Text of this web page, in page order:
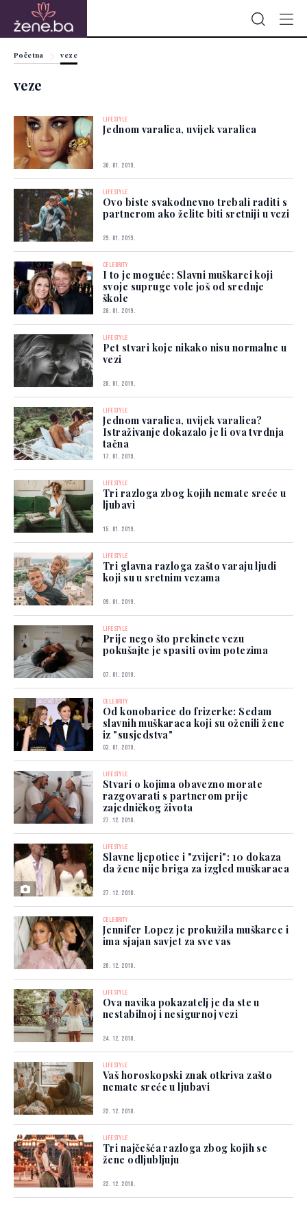
Početna veze
veze
LIFESTYLE
Jednom varalica, uvijek varalica
30. 01. 2019.
LIFESTYLE
Ovo biste svakodnevno trebali raditi s
partnerom ako želite biti sretniji u vezi
29. 01. 2019.
CELEBRITY
I to je moguće: Slavni muškarci koji
svoje supruge vole još od srednje
škole
28. 01. 2019.
LIFESTYLE
Pet stvari koje nikako nisu normalne u
vezi
28. 01. 2019.
LIFESTYLE
Jednom varalica, uvijek varalica?
Istraživanje dokazalo je li ova tvrdnja
tačna
17. 01. 2019.
LIFESTYLE
Tri razloga zbog kojih nemate sreće u
ljubavi
15. 01. 2019.
LIFESTYLE
Tri glavna razloga zašto varaju ljudi
koji su u sretnim vezama
09. 01. 2019.
LIFESTYLE
Prije nego što prekinete vezu
pokušajte je spasiti ovim potezima
07. 01. 2019.
CELEBRITY
Od konobarice do frizerke: Sedam
slavnih muškaraca koji su oženili žene
iz "susjedstva"
03. 01. 2019.
LIFESTYLE
Stvari o kojima obavezno morate
razgovarati s partnerom prije
zajedničkog života
27. 12. 2018.
LIFESTYLE
Slavne ljepotice i "zvijeri": 10 dokaza
da žene nije briga za izgled muškaraca
27. 12. 2018.
CELEBRITY
Jennifer Lopez je prokužila muškarce i
ima sjajan savjet za sve vas
26. 12. 2018.
LIFESTYLE
Ova navika pokazatelj je da ste u
nestabilnoj i nesigurnoj vezi
24. 12. 2018.
LIFESTYLE
Vaš horoskopski znak otkriva zašto
nemate sreće u ljubavi
22. 12. 2018.
LIFESTYLE
Tri najčešća razloga zbog kojih se
žene odljubljuju
22. 12. 2018.